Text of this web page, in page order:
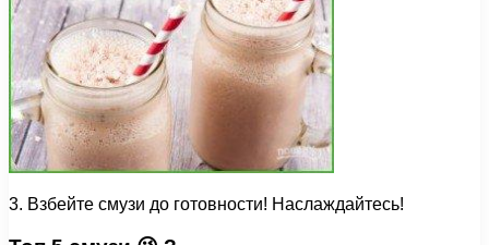
3. Взбейте смузи до готовности! Наслаждайтесь!